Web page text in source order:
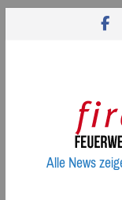
Alle News